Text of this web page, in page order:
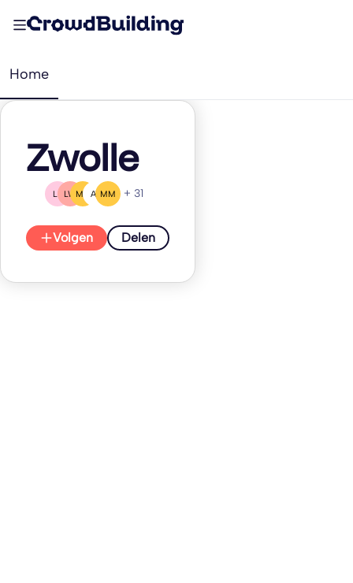
Home
Zwolle
LB LW MH AV MM + 31
Volgen Delen